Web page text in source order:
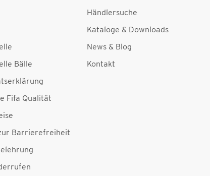
Bälle
Fifa Qualität
Barrierefreiheit
Händlersuche
Kataloge & Downloads
News & Blog
Kontakt